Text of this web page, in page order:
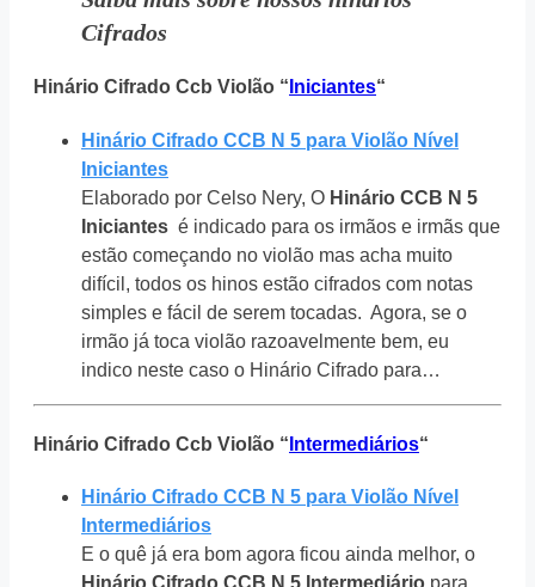
Cifrados
Hinário Cifrado Ccb Violão “ Iniciantes“
Hinário Cifrado CCB N 5 para Violão Nível
Iniciantes
Elaborado por Celso Nery, O Hinário CCB N 5
Iniciantes é indicado para os irmãos e irmãs que
estão começando no violão mas acha muito
difícil, todos os hinos estão cifrados com notas
simples e fácil de serem tocadas. Agora, se o
irmão já toca violão razoavelmente bem, eu
indico neste caso o Hinário Cifrado para…
Hinário Cifrado Ccb Violão “ Intermediários“
Hinário Cifrado CCB N 5 para Violão Nível
Intermediários
E o quê já era bom agora ficou ainda melhor, o